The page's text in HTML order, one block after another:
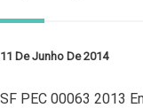
11 De Junho De 2014
SF PEC 00063 2013